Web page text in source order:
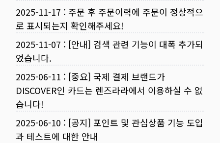
2025-11-17 : 주문 후 주문이력에 주문이 정상적으
로 표시되는지 확인해주세요!
2025-11-07 : [안내] 검색 관련 기능이 대폭 추가되
었습니다.
2025-06-11 : [중요] 국제 결제 브랜드가
DISCOVER인 카드는 렌즈라라에서 이용하실 수 없
습니다!
2025-06-10 : [공지] 포인트 및 관심상품 기능 도입
과 테스트에 대한 안내